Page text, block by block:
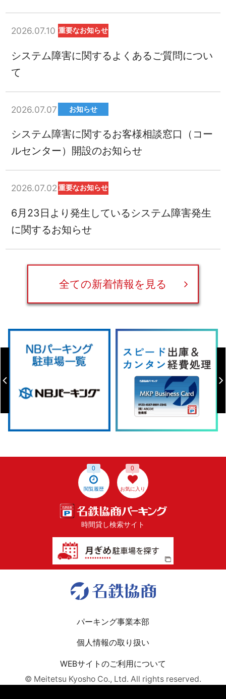
2026.07.10 重要なお知らせ
システム障害に関するよくあるご質問につい
て
2026.07.07 お知らせ
システム障害に関するお客様相談窓口（コー
ルセンター）開設のお知らせ
2026.07.02 重要なお知らせ
6月23日より発生しているシステム障害発生
に関するお知らせ
全ての新着情報を見る
閲覧履歴
0
お気に入り
0
時間貸し検索サイト
パーキング事業本部
個人情報の取り扱い
WEBサイトのご利用について
© Meitetsu Kyosho Co., Ltd. All rights reserved.